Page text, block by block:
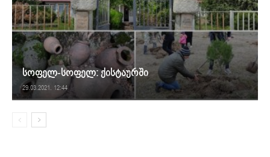
სოფელ-სოფელ: ქისტაურში
29.03.2021. 12:44